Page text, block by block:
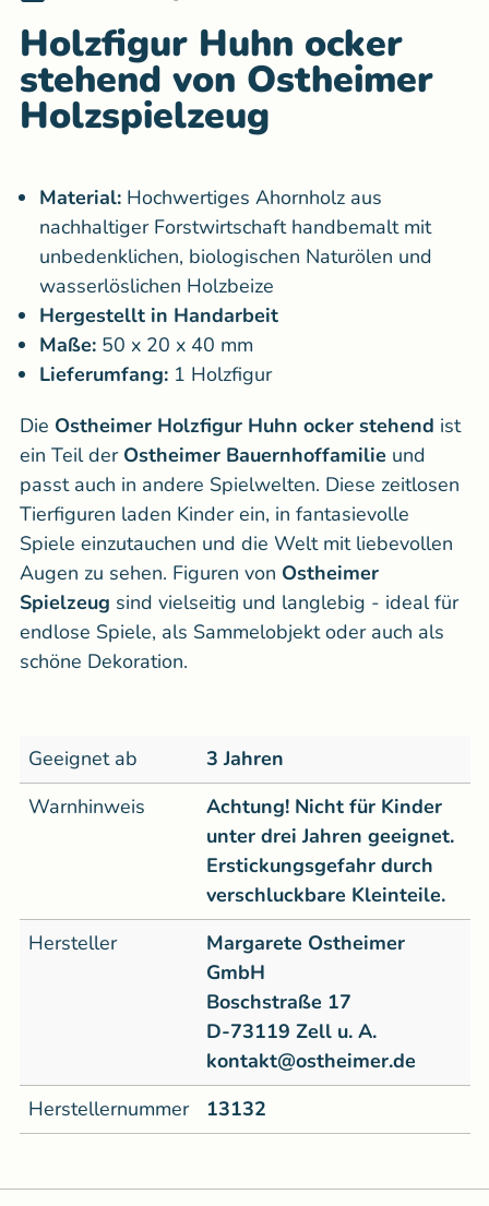
Holzfigur Huhn ocker
stehend von Ostheimer
Holzspielzeug
Material: Hochwertiges Ahornholz aus
nachhaltiger Forstwirtschaft handbemalt mit
unbedenklichen, biologischen Naturölen und
wasserlöslichen Holzbeize
Hergestellt in Handarbeit
Maße: 50 x 20 x 40 mm
Lieferumfang: 1 Holzfigur
Die Ostheimer Holzfigur Huhn ocker stehend ist
ein Teil der Ostheimer Bauernhoffamilie und
passt auch in andere Spielwelten. Diese zeitlosen
Tierfiguren laden Kinder ein, in fantasievolle
Spiele einzutauchen und die Welt mit liebevollen
Augen zu sehen. Figuren von Ostheimer
Spielzeug sind vielseitig und langlebig - ideal für
endlose Spiele, als Sammelobjekt oder auch als
schöne Dekoration.
Geeignet ab
3 Jahren
Warnhinweis
Achtung! Nicht für Kinder
unter drei Jahren geeignet.
Erstickungsgefahr durch
verschluckbare Kleinteile.
Hersteller
Margarete Ostheimer
GmbH
Boschstraße 17
D-73119 Zell u. A.
kontakt@ostheimer.de
Herstellernummer
13132